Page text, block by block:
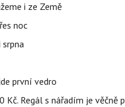
i ze Země
noc
srpna
první vedro
Regál s nářadím je věčně